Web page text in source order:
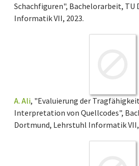
Schachfiguren", Bachelorarbeit,
Informatik VII, 2023.
A. Ali, "Evaluierung der
Interpretation von Quellcodes",
Dortmund, Lehrstuhl Informatik VII,